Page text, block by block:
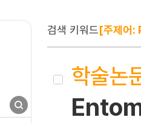
검색 키워드[주제어
학술논